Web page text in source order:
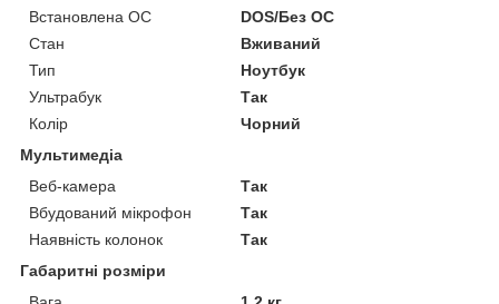
Встановлена ОС
DOS/Без ОС
Стан
Вживаний
Тип
Ноутбук
Ультрабук
Так
Колір
Чорний
Мультимедіа
Веб-камера
Так
Вбудований мікрофон
Так
Наявність колонок
Так
Габаритні розміри